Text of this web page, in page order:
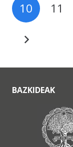
10 11
BAZKIDEAK